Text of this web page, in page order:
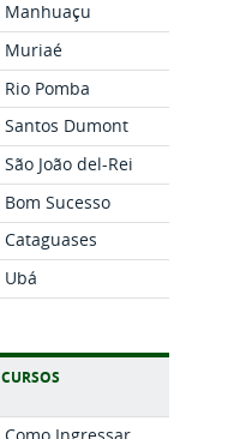
Manhuaçu
Muriaé
Rio Pomba
Santos Dumont
São João del-Rei
Bom Sucesso
Cataguases
Ubá
CURSOS